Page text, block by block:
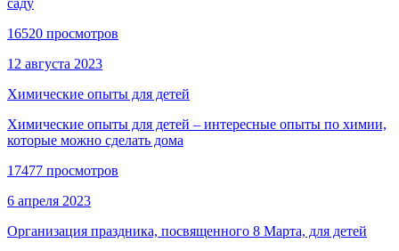
16520 просмотров
12 августа 2023
Химические опыты для детей
Химические опыты для детей – интересные опыты по химии,
которые можно сделать дома
17477 просмотров
6 апреля 2023
Организация праздника, посвященного 8 Марта, для детей